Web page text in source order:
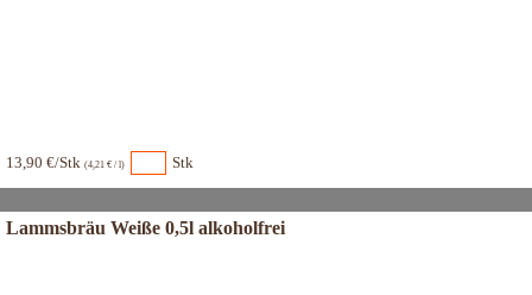
13,90 €/Stk (4,21 € / l) Stk
Lammsbräu Weiße 0,5l alkoholfrei